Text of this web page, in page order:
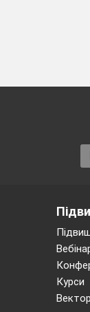
Курси
Вектор